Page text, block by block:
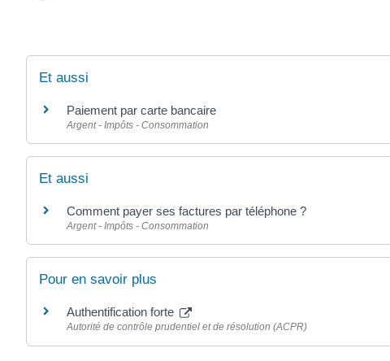
Et aussi
Paiement par carte bancaire
Argent - Impôts - Consommation
Et aussi
Comment payer ses factures par téléphone ?
Argent - Impôts - Consommation
Pour en savoir plus
Authentification forte
Autorité de contrôle prudentiel et de résolution (ACPR)